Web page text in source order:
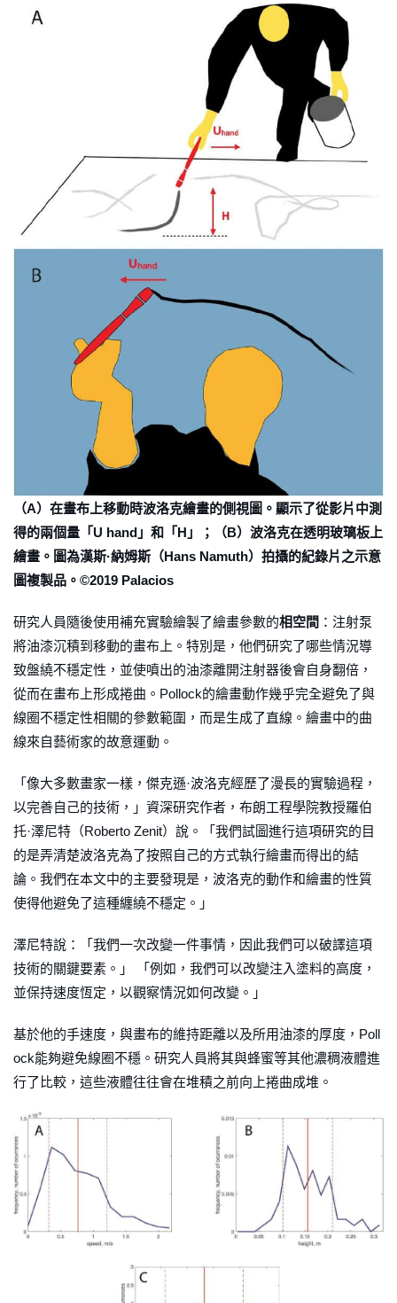
（A）在畫布上移動時波洛克繪畫的側視圖。顯示了從影片中測
得的兩個量「U hand」和「H」；（B）波洛克在透明玻璃板上
繪畫。圖為漢斯·納姆斯（Hans Namuth）拍攝的紀錄片之示意
圖複製品。©2019 Palacios
研究人員隨後使用補充實驗繪製了繪畫參數的相空間 ：注射泵
將油漆沉積到移動的畫布上。特別是，他們研究了哪些情況導
致盤繞不穩定性，並使噴出的油漆離開注射器後會自身翻倍，
從而在畫布上形成捲曲。Pollock的繪畫動作幾乎完全避免了與
線圈不穩定性相關的參數範圍，而是生成了直線。繪畫中的曲
線來自藝術家的故意運動。
「像大多數畫家一樣，傑克遜·波洛克經歷了漫長的實驗過程，
以完善自己的技術，」資深研究作者，布朗工程學院教授羅伯
托·澤尼特（Roberto Zenit）說。「我們試圖進行這項研究的目
的是弄清楚波洛克為了按照自己的方式執行繪畫而得出的結
論。我們在本文中的主要發現是，波洛克的動作和繪畫的性質
使得他避免了這種纏繞不穩定。」
澤尼特說：「我們一次改變一件事情，因此我們可以破譯這項
技術的關鍵要素。」 「例如，我們可以改變注入塗料的高度，
並保持速度恆定，以觀察情況如何改變。」
基於他的手速度，與畫布的維持距離以及所用油漆的厚度，Poll
ock能夠避免線圈不穩。研究人員將其與蜂蜜等其他濃稠液體進
行了比較，這些液體往往會在堆積之前向上捲曲成堆。